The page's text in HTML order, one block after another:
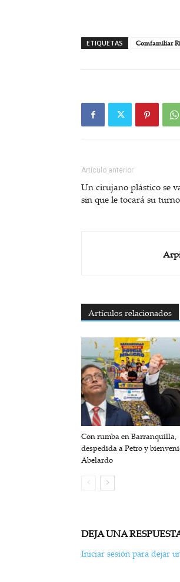
ETIQUETAS Comfamiliar
Artículo anterior
Un cirujano plástico se
sin que le tocará su turno
Artículos relacionados
Con rumba en Barranquilla,
despedida a Petro y
Abelardo
DEJA UNA
Iniciar sesión para dejar